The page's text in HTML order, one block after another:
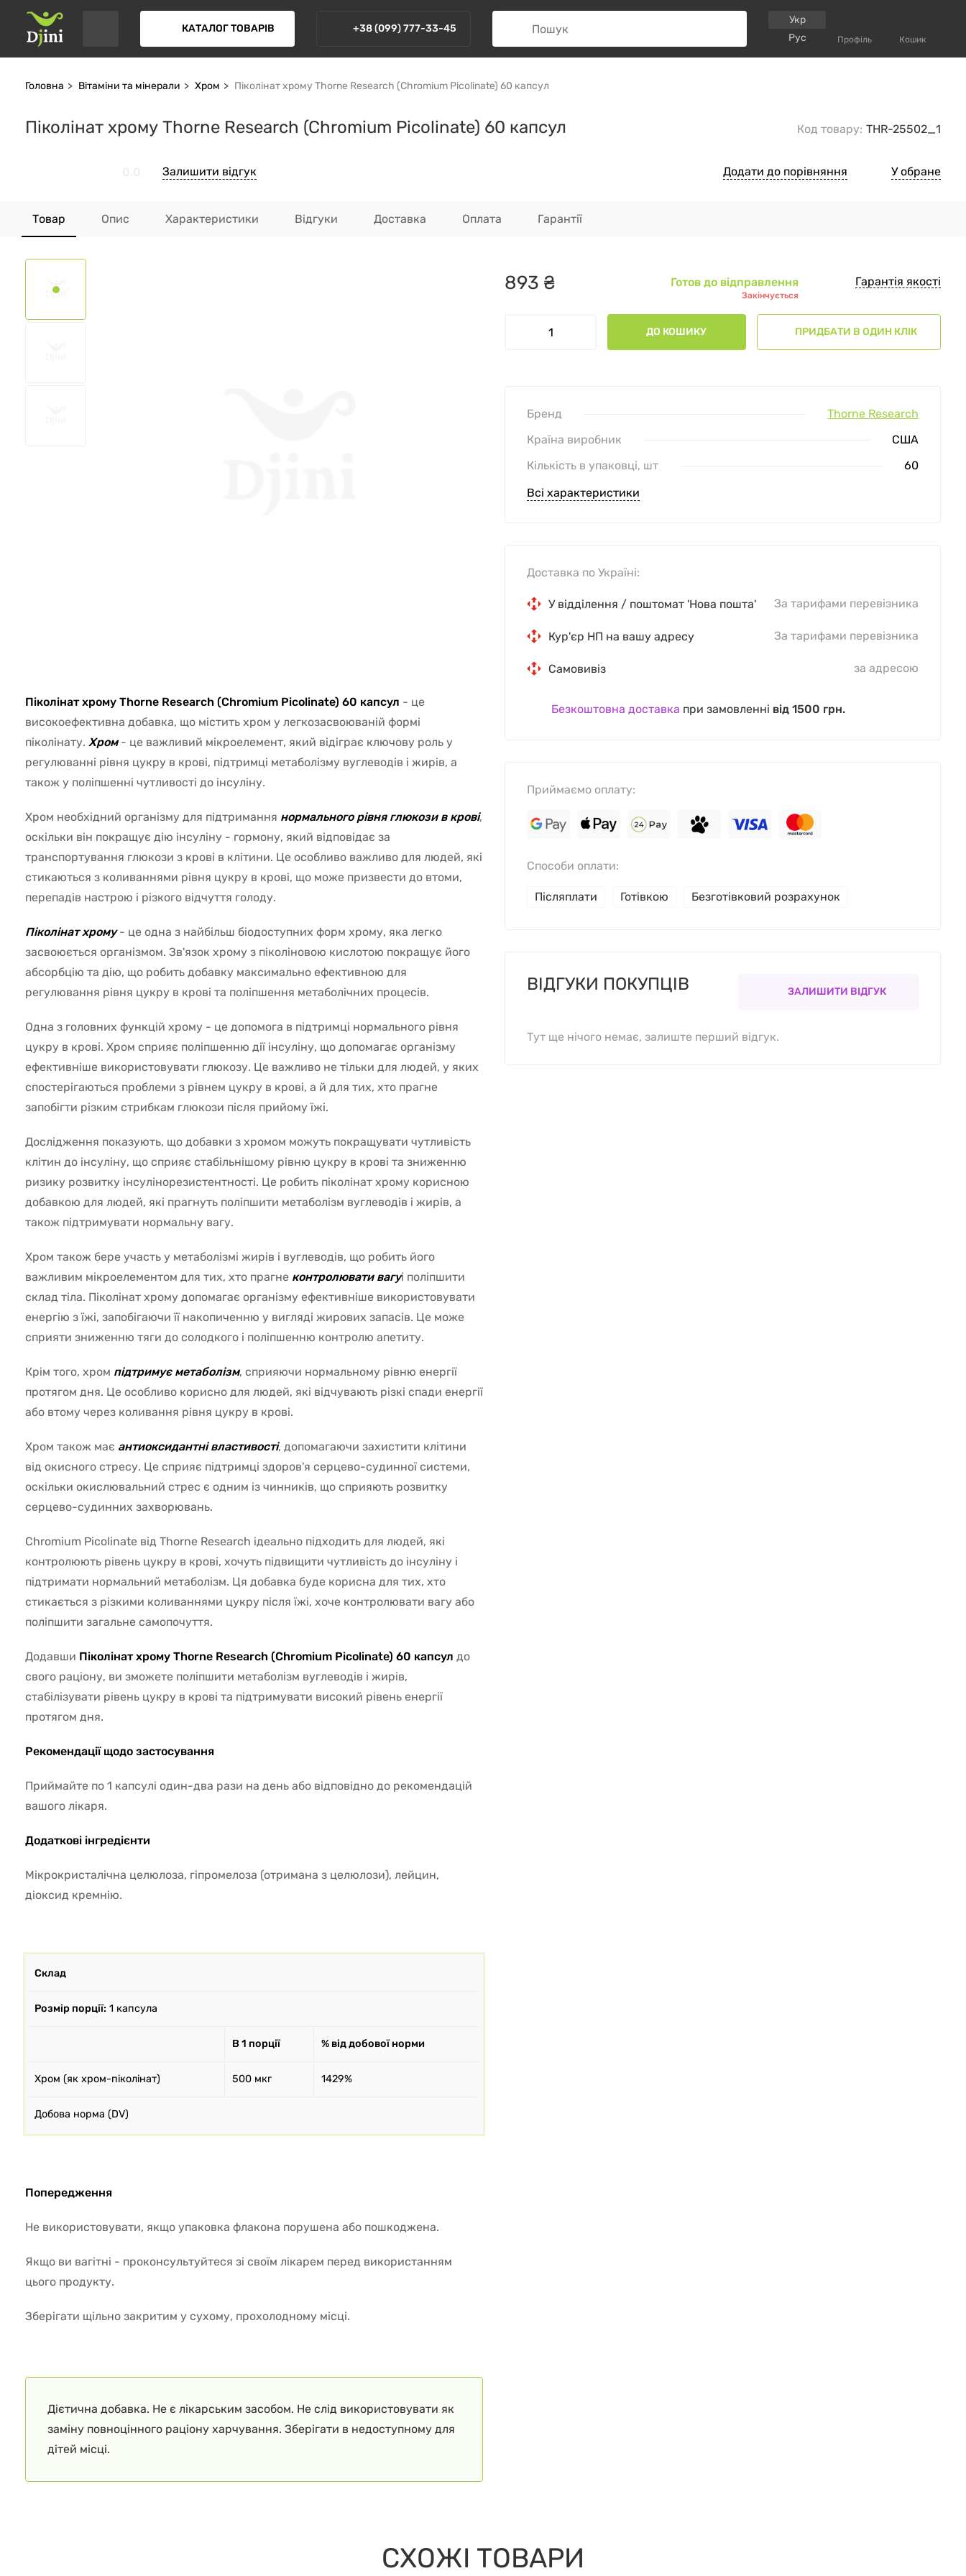
КАТАЛОГ ТОВАРІВ +38 (099) 777-33-45
Укр
Рус
Профіль Кошик
Головна Вітаміни та мінерали Хром Піколінат хрому Thorne Research (Chromium Picolinate) 60 капсул
Піколінат хрому Thorne Research (Chromium Picolinate) 60 капсул Код товару: THR-25502_1
Залишити відгук Додати до порівняння У обране
Товар Опис Характеристики Відгуки Доставка Оплата Гарантії
Дієтична добавка. Не є лікарським засобом. Не слід використовувати як
заміну повноцінного раціону харчування. Зберігати в недоступному для
дітей місці.
Піколінат хрому Thorne Research (Chromium Picolinate) 60 капсул - це
високоефективна добавка, що містить хром у легкозасвоюваній формі
піколінату. Хром- це важливий мікроелемент, який відіграє ключову роль у
регулюванні рівня цукру в крові, підтримці метаболізму вуглеводів і жирів, а
також у поліпшенні чутливості до інсуліну.
Хром необхідний організму для підтримання нормального рівня глюкози в крові,
оскільки він покращує дію інсуліну - гормону, який відповідає за
транспортування глюкози з крові в клітини. Це особливо важливо для людей, які
стикаються з коливаннями рівня цукру в крові, що може призвести до втоми,
перепадів настрою і різкого відчуття голоду.
Піколінат хрому- це одна з найбільш біодоступних форм хрому, яка легко
засвоюється організмом. Зв'язок хрому з піколіновою кислотою покращує його
абсорбцію та дію, що робить добавку максимально ефективною для
регулювання рівня цукру в крові та поліпшення метаболічних процесів.
Одна з головних функцій хрому - це допомога в підтримці нормального рівня
цукру в крові. Хром сприяє поліпшенню дії інсуліну, що допомагає організму
ефективніше використовувати глюкозу. Це важливо не тільки для людей, у яких
спостерігаються проблеми з рівнем цукру в крові, а й для тих, хто прагне
запобігти різким стрибкам глюкози після прийому їжі.
Дослідження показують, що добавки з хромом можуть покращувати чутливість
клітин до інсуліну, що сприяє стабільнішому рівню цукру в крові та зниженню
ризику розвитку інсулінорезистентності. Це робить піколінат хрому корисною
добавкою для людей, які прагнуть поліпшити метаболізм вуглеводів і жирів, а
також підтримувати нормальну вагу.
Хром також бере участь у метаболізмі жирів і вуглеводів, що робить його
важливим мікроелементом для тих, хто прагне контролювати вагуі поліпшити
склад тіла. Піколінат хрому допомагає організму ефективніше використовувати
енергію з їжі, запобігаючи її накопиченню у вигляді жирових запасів. Це може
сприяти зниженню тяги до солодкого і поліпшенню контролю апетиту.
Крім того, хром підтримує метаболізм, сприяючи нормальному рівню енергії
протягом дня. Це особливо корисно для людей, які відчувають різкі спади енергії
або втому через коливання рівня цукру в крові.
Хром також має антиоксидантні властивості, допомагаючи захистити клітини
від окисного стресу. Це сприяє підтримці здоров'я серцево-судинної системи,
оскільки окислювальний стрес є одним із чинників, що сприяють розвитку
серцево-судинних захворювань.
Chromium Picolinate від Thorne Research ідеально підходить для людей, які
контролюють рівень цукру в крові, хочуть підвищити чутливість до інсуліну і
підтримати нормальний метаболізм. Ця добавка буде корисна для тих, хто
стикається з різкими коливаннями цукру після їжі, хоче контролювати вагу або
поліпшити загальне самопочуття.
Додавши Піколінат хрому Thorne Research (Chromium Picolinate) 60 капсул до
свого раціону, ви зможете поліпшити метаболізм вуглеводів і жирів,
стабілізувати рівень цукру в крові та підтримувати високий рівень енергії
протягом дня.
Рекомендації щодо застосування
Приймайте по 1 капсулі один-два рази на день або відповідно до рекомендацій
вашого лікаря.
Додаткові інгредієнти
Мікрокристалічна целюлоза, гіпромелоза (отримана з целюлози), лейцин,
діоксид кремнію.
Склад
Розмір порції: 1 капсула
В 1 порції % від добової норми
Хром (як хром-піколінат) 500 мкг 1429%
Добова норма (DV)
Попередження
Не використовувати, якщо упаковка флакона порушена або пошкоджена.
Якщо ви вагітні - проконсультуйтеся зі своїм лікарем перед використанням
цього продукту.
Зберігати щільно закритим у сухому, прохолодному місці.
893 ₴ Готов до відправлення
Закінчується
Гарантія якості
ДО КОШИКУ ПРИДБАТИ В ОДИН КЛІК
Доставка по Україні:
У відділення / поштомат 'Нова пошта' За тарифами перевізника
Кур'єр НП на вашу адресу За тарифами перевізника
Самовивіз за адресою
Безкоштовна доставка при замовленні від 1500 грн.
Приймаємо оплату:
Способи оплати:
Післяплати Готівкою Безготівковий розрахунок
Бренд
Thorne Research
Країна виробник
США
Кількість в упаковці, шт
60
Всі характеристики
ВІДГУКИ ПОКУПЦІВ ЗАЛИШИТИ ВІДГУК
Тут ще нічого немає, залиште перший відгук.
СХОЖІ ТОВАРИ